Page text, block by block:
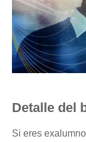
Detalle del
Si eres